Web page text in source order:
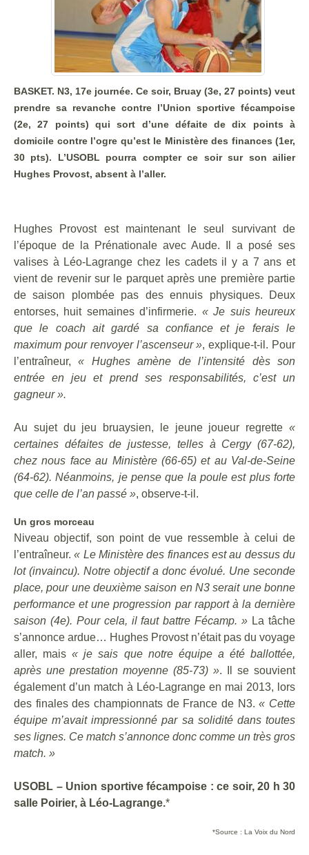
BASKET. N3, 17e journée. Ce soir, Bruay (3e, 27 points) veut
prendre sa revanche contre l’Union sportive fécampoise
(2e, 27 points) qui sort d’une défaite de dix points à
domicile contre l’ogre qu’est le Ministère des finances (1er,
30 pts). L’USOBL pourra compter ce soir sur son ailier
Hughes Provost, absent à l’aller.
Hughes Provost est maintenant le seul survivant de
l’époque de la Prénationale avec Aude. Il a posé ses
valises à Léo-Lagrange chez les cadets il y a 7 ans et
vient de revenir sur le parquet après une première partie
de saison plombée pas des ennuis physiques. Deux
entorses, huit semaines d’infirmerie. « Je suis heureux
que le coach ait gardé sa confiance et je ferais le
maximum pour renvoyer l’ascenseur », explique-t-il. Pour
l’entraîneur,« Hughes amène de l’intensité dès son
entrée en jeu et prend ses responsabilités, c’est un
gagneur ».
Au sujet du jeu bruaysien, le jeune joueur regrette «
certaines défaites de justesse, telles à Cergy (67-62),
chez nous face au Ministère (66-65) et au Val-de-Seine
(64-62). Néanmoins, je pense que la poule est plus forte
que celle de l’an passé », observe-t-il.
Un gros morceau
Niveau objectif, son point de vue ressemble à celui de
l’entraîneur. « Le Ministère des finances est au dessus du
lot (invaincu). Notre objectif a donc évolué. Une seconde
place, pour une deuxième saison en N3 serait une bonne
performance et une progression par rapport à la dernière
saison (4e). Pour cela, il faut battre Fécamp. » La tâche
s’annonce ardue… Hughes Provost n’était pas du voyage
aller, mais « je sais que notre équipe a été ballottée,
après une prestation moyenne (85-73) ». Il se souvient
également d’un match à Léo-Lagrange en mai 2013, lors
des finales des championnats de France de N3.« Cette
équipe m’avait impressionné par sa solidité dans toutes
ses lignes. Ce match s’annonce donc comme un très gros
match. »
USOBL – Union sportive fécampoise : ce soir, 20 h 30
salle Poirier, à Léo-Lagrange.*
*Source : La Voix du Nord